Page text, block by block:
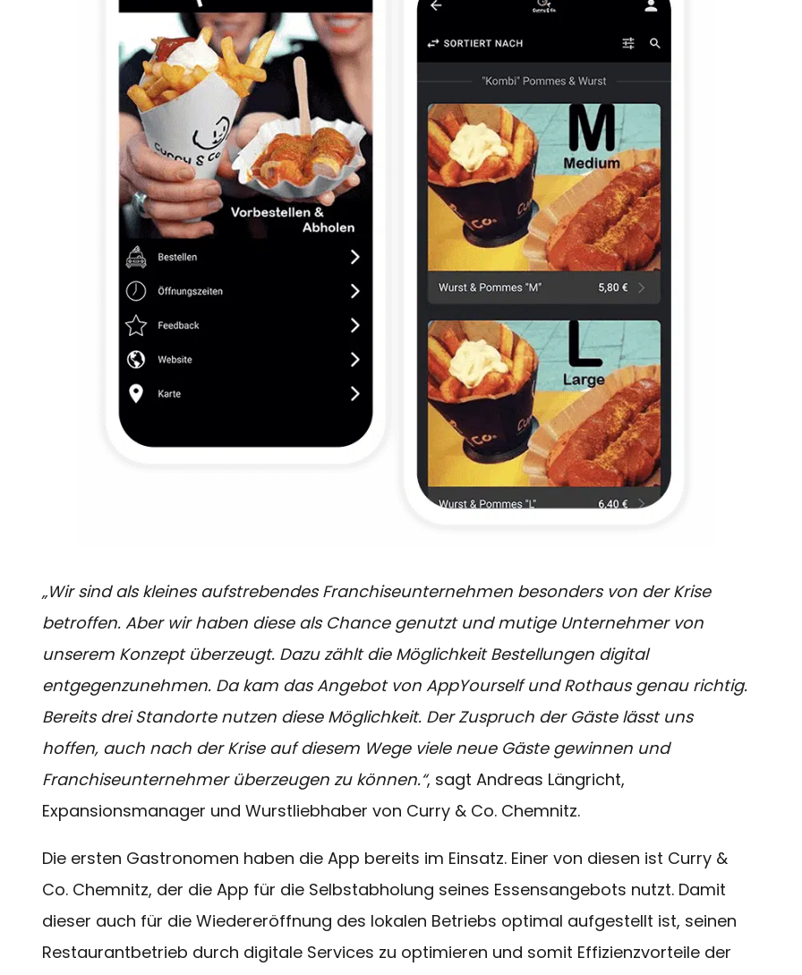
„Wir sind als kleines aufstrebendes Franchiseunternehmen besonders von der Krise
betroffen. Aber wir haben diese als Chance genutzt und mutige Unternehmer von
unserem Konzept überzeugt. Dazu zählt die Möglichkeit Bestellungen digital
entgegenzunehmen. Da kam das Angebot von AppYourself und Rothaus genau richtig.
Bereits drei Standorte nutzen diese Möglichkeit. Der Zuspruch der Gäste lässt uns
hoffen, auch nach der Krise auf diesem Wege viele neue Gäste gewinnen und
Franchiseunternehmer überzeugen zu können.“, sagt Andreas Längricht,
Expansionsmanager und Wurstliebhaber von Curry & Co. Chemnitz.
Die ersten Gastronomen haben die App bereits im Einsatz. Einer von diesen ist Curry &
Co. Chemnitz, der die App für die Selbstabholung seines Essensangebots nutzt. Damit
dieser auch für die Wiedereröffnung des lokalen Betriebs optimal aufgestellt ist, seinen
Restaurantbetrieb durch digitale Services zu optimieren und somit Effizienzvorteile der